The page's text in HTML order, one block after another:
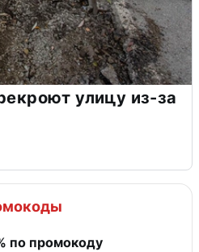
улицу из-за
по промокоду